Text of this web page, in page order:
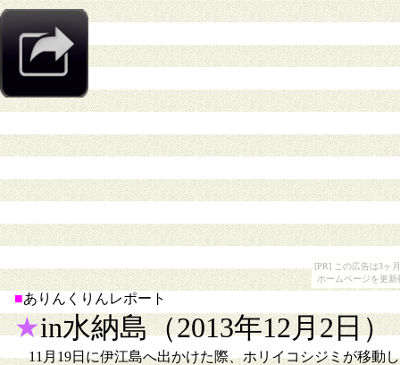
[PR] この広告は3ヶ
ホームページを更
■ありんくりんレポート
★in水納島（2013年12月2日）
11月19日に伊江島へ出かけた際、ホリイコシジミが移動